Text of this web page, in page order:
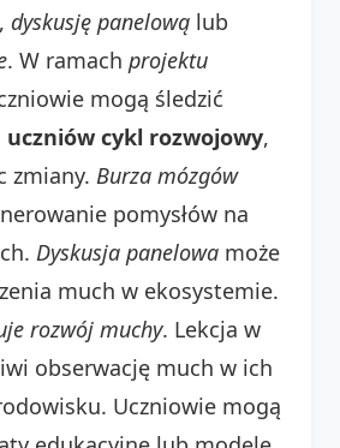
, dyskusję panelową lub
. W ramach projektu
mogą śledzić
uczniów cykl rozwojowy,
zmiany. Burza mózgów
pomysłów na
Dyskusja panelowa może
much w ekosystemie.
rozwój muchy. Lekcja w
obserwację much w ich
Uczniowie mogą